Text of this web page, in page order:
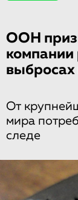
ООН
выбросах
От
мира
следе